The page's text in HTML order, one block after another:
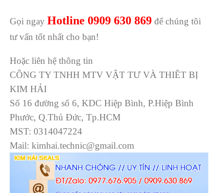
Gọi ngay Hotline 0909 630 869 để chúng tôi
tư vấn tốt nhất cho bạn!
Hoặc liên hệ thông tin
CÔNG TY TNHH MTV VẬT TƯ VÀ THIÊT BỊ
KIM HẢI
Số 16 đường số 6, KDC Hiệp Bình, P.Hiệp Bình
Phước, Q.Thủ Đức, Tp.HCM
MST: 0314047224
Mail: kimhai.technic@gmail.com